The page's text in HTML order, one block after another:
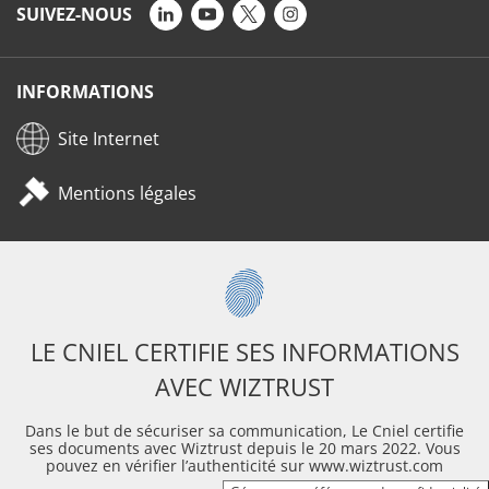
SUIVEZ-NOUS
INFORMATIONS
Site Internet
Mentions légales
LE CNIEL CERTIFIE SES INFORMATIONS
AVEC WIZTRUST
Dans le but de sécuriser sa communication, Le Cniel certifie
ses documents avec Wiztrust depuis le 20 mars 2022. Vous
pouvez en vérifier l’authenticité sur www.wiztrust.com